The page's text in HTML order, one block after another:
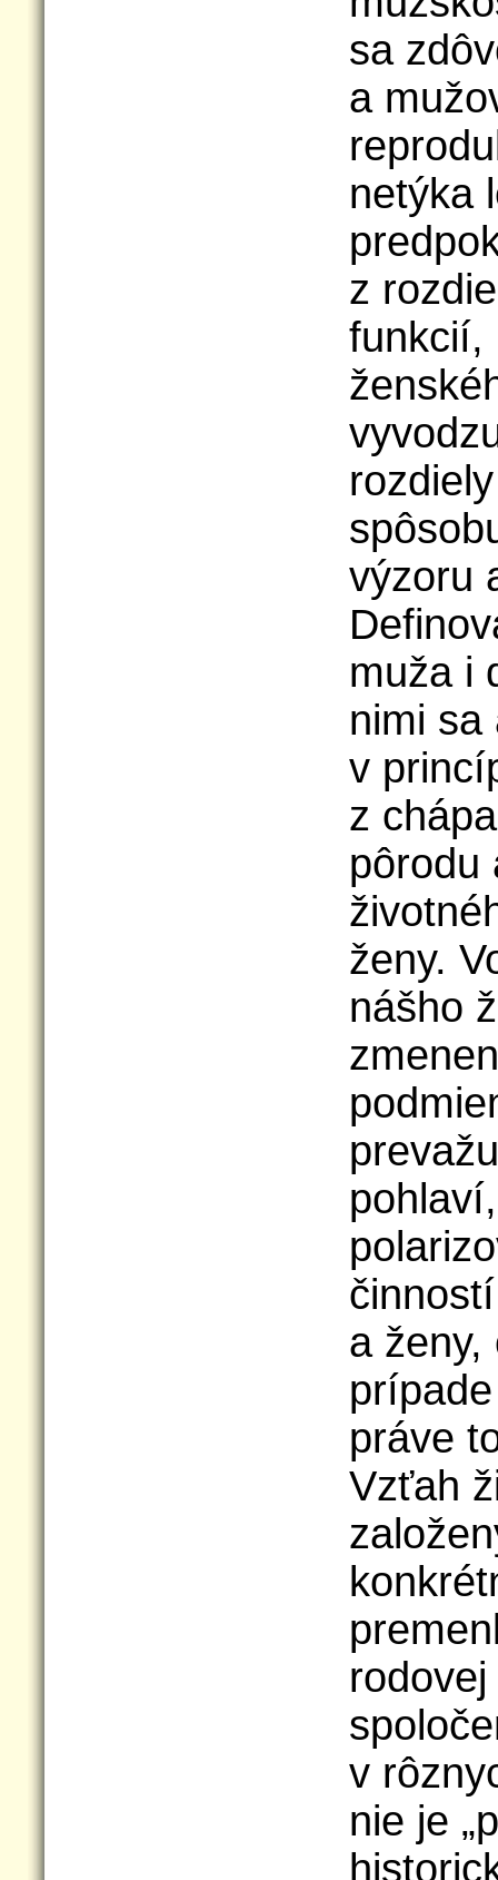
sa
a
netýka
z
funkcií,
výzoru
muža i
nimi sa
v
z
pôrodu
ženy.
nášho
a ženy,
práve
Vzťah
v
nie je